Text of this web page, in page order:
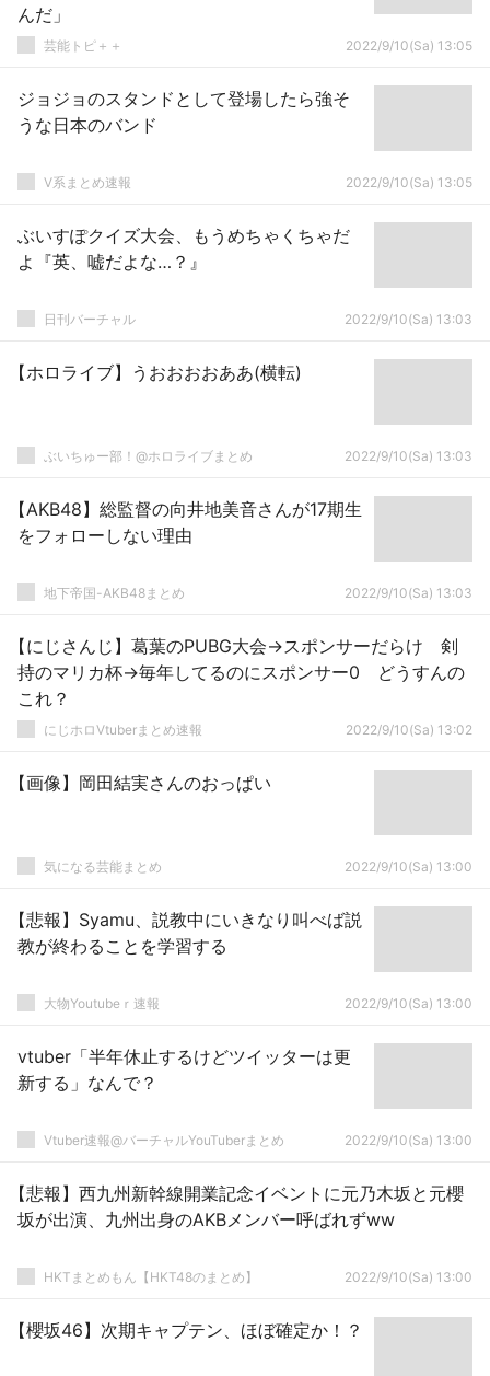
んだ」
芸能トピ＋＋ 2022/9/10(Sa) 13:05
ジョジョのスタンドとして登場したら強そ
うな日本のバンド
V系まとめ速報 2022/9/10(Sa) 13:05
ぶいすぽクイズ大会、もうめちゃくちゃだ
よ『英、嘘だよな…？』
日刊バーチャル 2022/9/10(Sa) 13:03
【ホロライブ】うおおおおああ(横転)
ぶいちゅー部！@ホロライブまとめ 2022/9/10(Sa) 13:03
【AKB48】総監督の向井地美音さんが17期生
をフォローしない理由
地下帝国-AKB48まとめ 2022/9/10(Sa) 13:03
【にじさんじ】葛葉のPUBG大会→スポンサーだらけ 剣
持のマリカ杯→毎年してるのにスポンサー0 どうすんの
これ？
にじホロVtuberまとめ速報 2022/9/10(Sa) 13:02
【画像】岡田結実さんのおっぱい
気になる芸能まとめ 2022/9/10(Sa) 13:00
【悲報】Syamu、説教中にいきなり叫べば説
教が終わることを学習する
大物Youtubeｒ速報 2022/9/10(Sa) 13:00
vtuber「半年休止するけどツイッターは更
新する」なんで？
Vtuber速報@バーチャルYouTuberまとめ 2022/9/10(Sa) 13:00
【悲報】西九州新幹線開業記念イベントに元乃木坂と元櫻
坂が出演、九州出身のAKBメンバー呼ばれずww
HKTまとめもん【HKT48のまとめ】 2022/9/10(Sa) 13:00
【櫻坂46】次期キャプテン、ほぼ確定か！？